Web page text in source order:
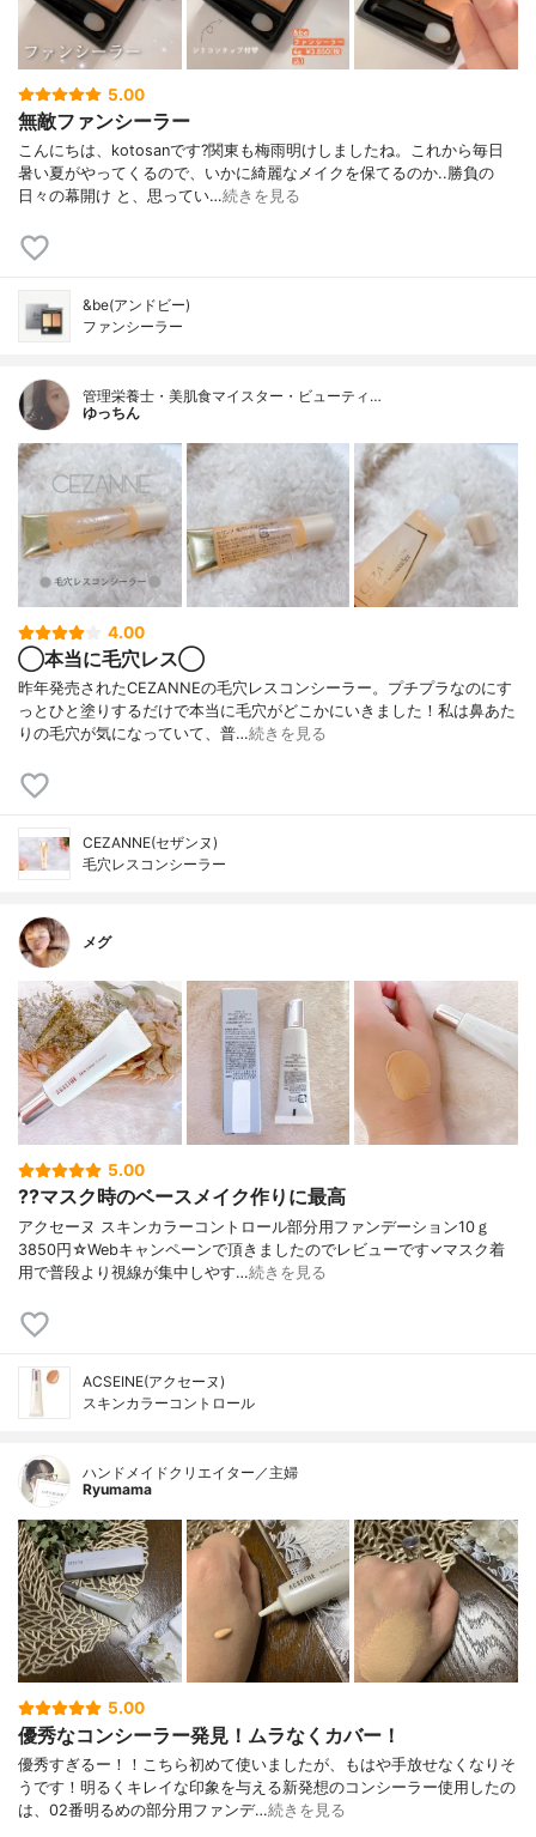
5.00
無敵ファンシーラー
こんにちは、kotosanです?関東も梅雨明けしましたね。これから毎日
暑い夏がやってくるので、いかに綺麗なメイクを保てるのか..勝負の
日々の幕開け と、思ってい…続きを見る
&be(アンドビー)
ファンシーラー
管理栄養士・美肌食マイスター・ビューティ…
ゆっちん
4.00
◯本当に毛穴レス◯
昨年発売されたCEZANNEの毛穴レスコンシーラー。プチプラなのにす
っとひと塗りするだけで本当に毛穴がどこかにいきました！私は鼻あた
りの毛穴が気になっていて、普…続きを見る
CEZANNE(セザンヌ)
毛穴レスコンシーラー
メグ
5.00
??マスク時のベースメイク作りに最高
アクセーヌ スキンカラーコントロール部分用ファンデーション10ｇ
3850円☆Webキャンペーンで頂きましたのでレビューです✓マスク着
用で普段より視線が集中しやす…続きを見る
ACSEINE(アクセーヌ)
スキンカラーコントロール
ハンドメイドクリエイター／主婦
Ryumama
5.00
優秀なコンシーラー発見！ムラなくカバー！
優秀すぎるー！！こちら初めて使いましたが、もはや手放せなくなりそ
うです！明るくキレイな印象を与える新発想のコンシーラー使用したの
は、02番明るめの部分用ファンデ…続きを見る